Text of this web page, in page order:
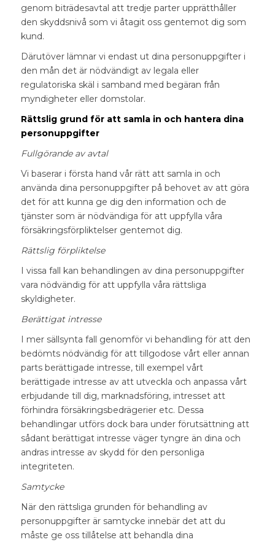
genom biträdesavtal att tredje parter upprätthåller
den skyddsnivå som vi åtagit oss gentemot dig som
kund.
Därutöver lämnar vi endast ut dina personuppgifter i
den mån det är nödvändigt av legala eller
regulatoriska skäl i samband med begäran från
myndigheter eller domstolar.
Rättslig grund för att samla in och hantera dina
personuppgifter
Fullgörande av avtal
Vi baserar i första hand vår rätt att samla in och
använda dina personuppgifter på behovet av att göra
det för att kunna ge dig den information och de
tjänster som är nödvändiga för att uppfylla våra
försäkringsförpliktelser gentemot dig.
Rättslig förpliktelse
I vissa fall kan behandlingen av dina personuppgifter
vara nödvändig för att uppfylla våra rättsliga
skyldigheter.
Berättigat intresse
I mer sällsynta fall genomför vi behandling för att den
bedömts nödvändig för att tillgodose vårt eller annan
parts berättigade intresse, till exempel vårt
berättigade intresse av att utveckla och anpassa vårt
erbjudande till dig, marknadsföring, intresset att
förhindra försäkringsbedrägerier etc. Dessa
behandlingar utförs dock bara under förutsättning att
sådant berättigat intresse väger tyngre än dina och
andras intresse av skydd för den personliga
integriteten.
Samtycke
När den rättsliga grunden för behandling av
personuppgifter är samtycke innebär det att du
måste ge oss tillåtelse att behandla dina